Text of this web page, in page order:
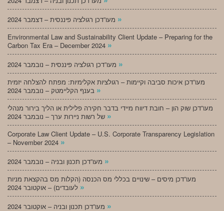
»
Environmental Law and Sustainability Client Update – Preparing for the
Carbon Tax Era – December 2024 »
»
מעו”דכן איכות סביבה וקיימות – רגולציות אקלימיות: מפתח להצלחה יזמית
»
מעו”דכן שוק הון – חובת דיווח מיידי בדבר חקירה פלילית או הליך בירור מנהלי
»
Corporate Law Client Update – U.S. Corporate Transparency Legislation
– November 2024 »
»
מעו”דכן מיסים – שינויים בכללי מס הכנסה (הקלות מס בהקצאת מניות
»
»